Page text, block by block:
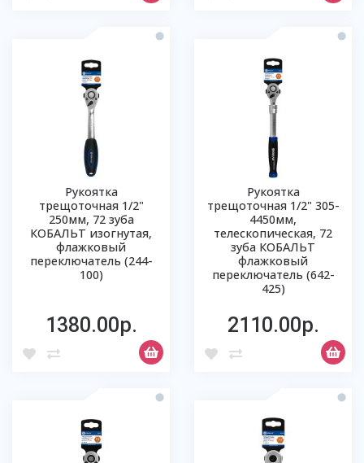
Рукоятка
трещоточная 1/2"
250мм, 72 зуба
КОБАЛЬТ изогнутая,
флажковый
переключатель (244-
100)
1380.00р.
Рукоятка
трещоточная 1/2" 305-
4450мм,
телескопическая, 72
зуба КОБАЛЬТ
флажковый
переключатель (642-
425)
2110.00р.